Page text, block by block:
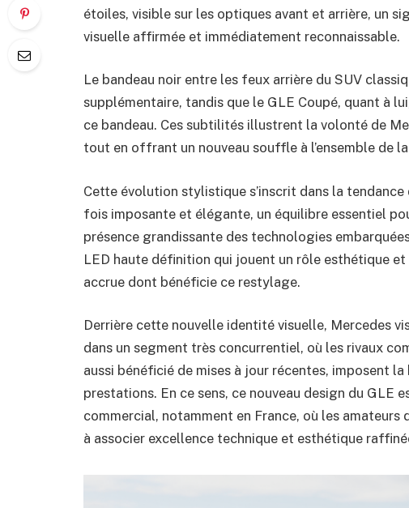
étoiles, visible sur les optiques avant et arrière, un
visuelle affirmée et immédiatement reconnaissable.
Le bandeau noir entre les feux arrière du SUV
supplémentaire, tandis que le GLE Coupé, quant à
ce bandeau. Ces subtilités illustrent la volonté de
tout en offrant un nouveau souffle à l’ensemble de
Cette évolution stylistique s’inscrit dans la
fois imposante et élégante, un équilibre essentiel
présence grandissante des technologies
LED haute définition qui jouent un rôle esthétique
accrue dont bénéficie ce restylage.
Derrière cette nouvelle identité visuelle, Mercedes
dans un segment très concurrentiel, où les rivaux
aussi bénéficié de mises à jour récentes, imposent
prestations. En ce sens, ce nouveau design du GLE
commercial, notamment en France, où les amateurs
à associer excellence technique et esthétique